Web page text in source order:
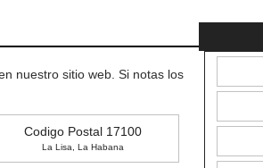
nuestro sitio web. Si notas los
Codigo Postal 17100
La Lisa, La Habana